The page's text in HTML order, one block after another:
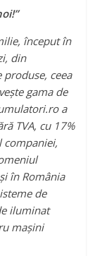
început în
din
ceea
gama de
a
TVA, cu 17%
companiei,
în România
de
iluminat
maşini